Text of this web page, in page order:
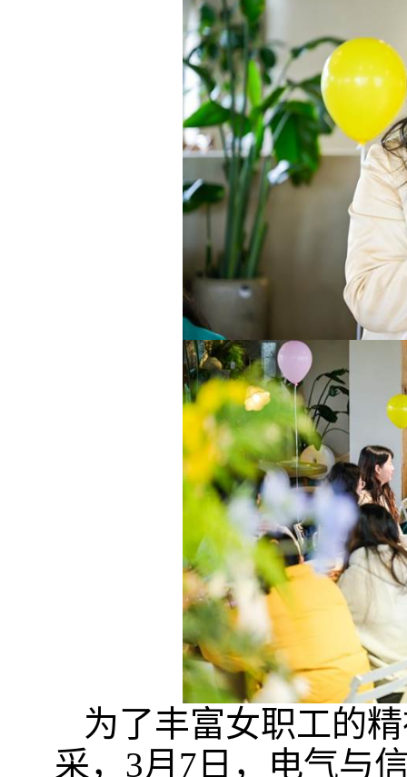
为了丰富女职工的
采，3月7日，
电气与